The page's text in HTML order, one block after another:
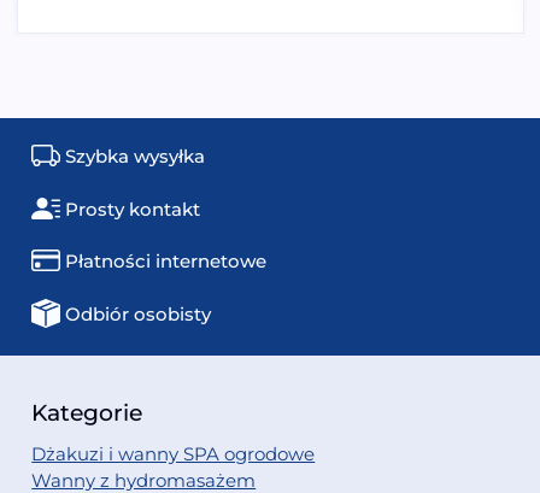
Szybka wysyłka
Prosty kontakt
Płatności internetowe
Odbiór osobisty
Kategorie
Dżakuzi i wanny SPA ogrodowe
Wanny z hydromasażem